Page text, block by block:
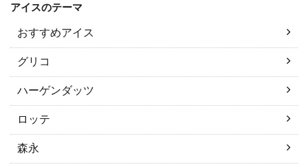
アイスのテーマ
おすすめアイス
グリコ
ハーゲンダッツ
ロッテ
森永